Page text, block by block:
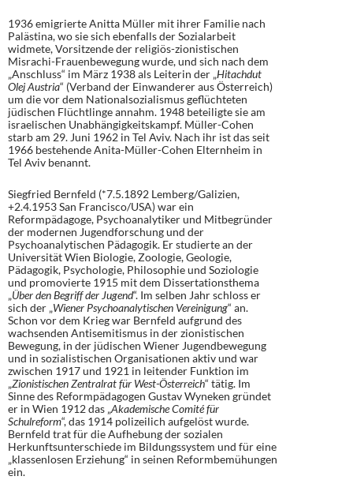
1936 emigrierte Anitta Müller mit ihrer Familie nach
Palästina, wo sie sich ebenfalls der Sozialarbeit
widmete, Vorsitzende der religiös-zionistischen
Misrachi-Frauenbewegung wurde, und sich nach dem
„Anschluss“ im März 1938 als Leiterin der „Hitachdut
Olej Austria“ (Verband der Einwanderer aus Österreich)
um die vor dem Nationalsozialismus geflüchteten
jüdischen Flüchtlinge annahm. 1948 beteiligte sie am
israelischen Unabhängigkeitskampf. Müller-Cohen
starb am 29. Juni 1962 in Tel Aviv. Nach ihr ist das seit
1966 bestehende Anita-Müller-Cohen Elternheim in
Tel Aviv benannt.
Siegfried Bernfeld (*7.5.1892 Lemberg/Galizien,
+2.4.1953 San Francisco/USA) war ein
Reformpädagoge, Psychoanalytiker und Mitbegründer
der modernen Jugendforschung und der
Psychoanalytischen Pädagogik. Er studierte an der
Universität Wien Biologie, Zoologie, Geologie,
Pädagogik, Psychologie, Philosophie und Soziologie
und promovierte 1915 mit dem Dissertationsthema
„Über den Begriff der Jugend“. Im selben Jahr schloss er
sich der „Wiener Psychoanalytischen Vereinigung“ an.
Schon vor dem Krieg war Bernfeld aufgrund des
wachsenden Antisemitismus in der zionistischen
Bewegung, in der jüdischen Wiener Jugendbewegung
und in sozialistischen Organisationen aktiv und war
zwischen 1917 und 1921 in leitender Funktion im
„Zionistischen Zentralrat für West-Österreich“ tätig. Im
Sinne des Reformpädagogen Gustav Wyneken gründet
er in Wien 1912 das „Akademische Comité für
Schulreform“, das 1914 polizeilich aufgelöst wurde.
Bernfeld trat für die Aufhebung der sozialen
Herkunftsunterschiede im Bildungssystem und für eine
„klassenlosen Erziehung“ in seinen Reformbemühungen
ein.